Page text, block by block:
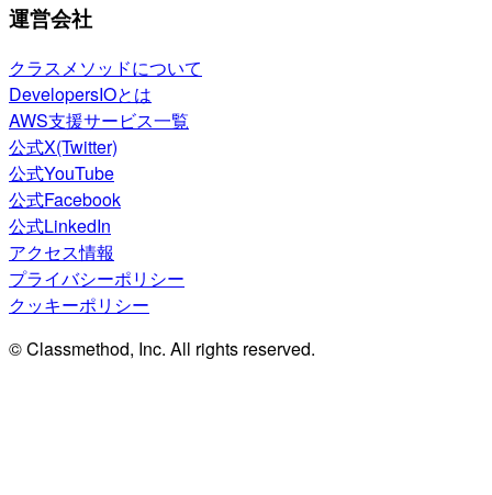
運営会社
クラスメソッドについて
DevelopersIOとは
AWS支援サービス一覧
公式X(Twitter)
公式YouTube
公式Facebook
公式LinkedIn
アクセス情報
プライバシーポリシー
クッキーポリシー
© Classmethod, Inc. All rights reserved.